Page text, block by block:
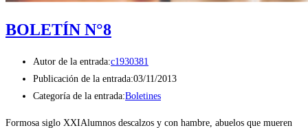
BOLETÍN N°8
Autor de la entrada:c1930381
Publicación de la entrada:03/11/2013
Categoría de la entrada:Boletines
Formosa siglo XXIAlumnos descalzos y con hambre, abuelos que mueren